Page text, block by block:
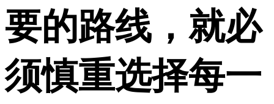
要的路线，就必
须慎重选择每一